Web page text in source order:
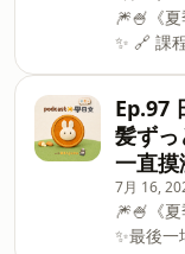
Podcast
『
:
🎆🍧《
✨ 🔗 課
面：⁠
✂︎ - - ✏️
さまで
deshita
的人 ✅
そうさ
吃！謝
Ep.97
髪ず
一直摸
7月 16,
🎆🍧《
✨最後一